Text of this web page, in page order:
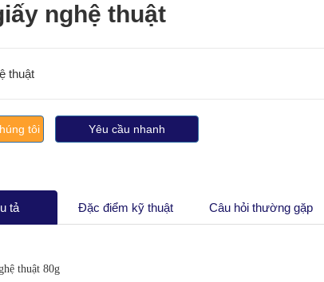
nghệ thuật
thuật
tôi Yêu cầu nhanh
tả Đặc điểm kỹ thuật Câu hỏi thường gặp
thuật 80g